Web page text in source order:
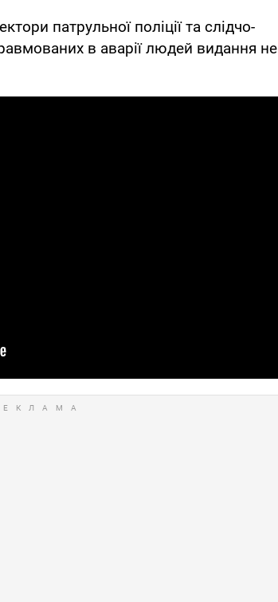
патрульної поліції та слідчо-
в аварії людей видання не